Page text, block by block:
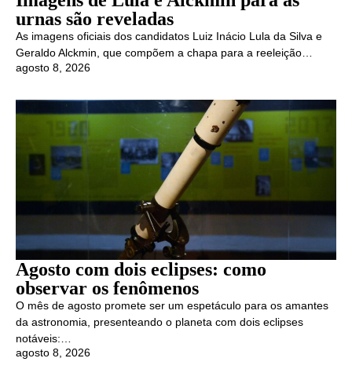
urnas são reveladas
As imagens oficiais dos candidatos Luiz Inácio Lula da Silva e
Geraldo Alckmin, que compõem a chapa para a reeleição…
agosto 8, 2026
Agosto com dois eclipses: como
observar os fenômenos
O mês de agosto promete ser um espetáculo para os amantes
da astronomia, presenteando o planeta com dois eclipses
notáveis:…
agosto 8, 2026